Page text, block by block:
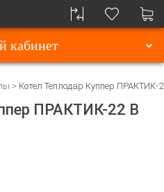
кабинет
Котел Теплодар Куппер ПРАКТИК-
ПРАКТИК-22 В